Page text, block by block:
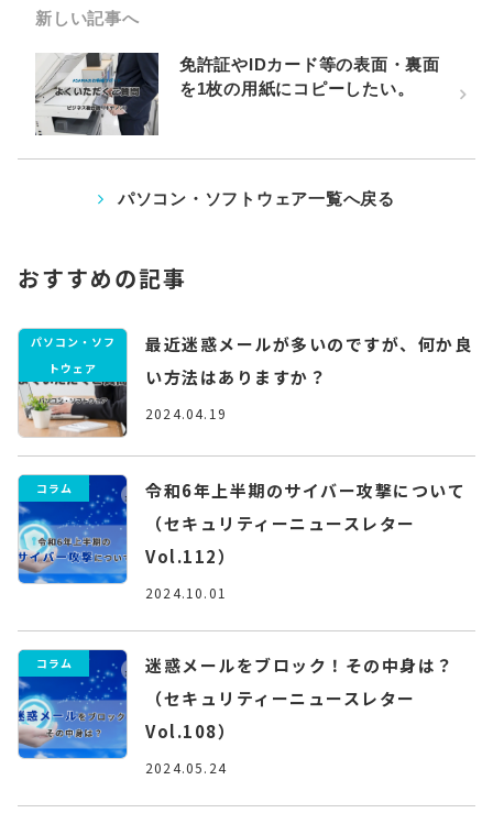
新しい記事へ
免許証やIDカード等の表面・裏面
を1枚の用紙にコピーしたい。
パソコン・ソフトウェア一覧へ戻る
おすすめの記事
パソコン・ソフ
トウェア
最近迷惑メールが多いのですが、何か良
い方法はありますか？
2024.04.19
コラム
令和6年上半期のサイバー攻撃について
（セキュリティーニュースレター
Vol.112）
2024.10.01
コラム
迷惑メールをブロック！その中身は？
（セキュリティーニュースレター
Vol.108）
2024.05.24